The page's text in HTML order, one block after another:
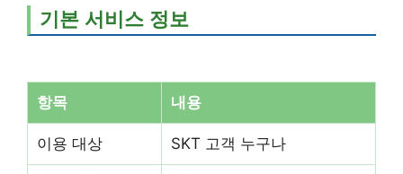
기본 서비스 정보
항목 내용
이용 대상 SKT 고객 누구나